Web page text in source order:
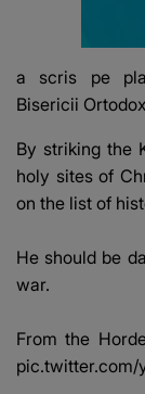
a scris pe
Bisericii
By striking the
holy sites of
on the list of
He should be
war.
From the
pic.twitter.com/